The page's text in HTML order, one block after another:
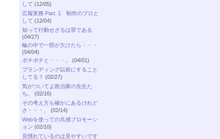
して (12/05)
広報実務 Part. 1 制作のプロと
して (12/04)
知って行動せざるは罪である
(04/27)
輪の中で一部が欠けたら・・・
(04/04)
ボチボチと・・・。
(04/01)
ブランディング以前にすること
してる？ (02/27)
気がついてよ政治家の先生た
ち。
(02/16)
その考え方も確かにあるけれど
さ・・・。
(02/14)
Webを使っての共感プロモーシ
ョン (02/10)
見慣れているのは見やすいです